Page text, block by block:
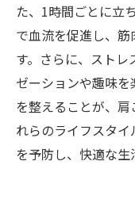
た、1時間ごとに立
で血流を促進し、
す。さらに、ストレ
ゼーションや趣味
を整えることが、
れらのライフスタ
を予防し、快適な生